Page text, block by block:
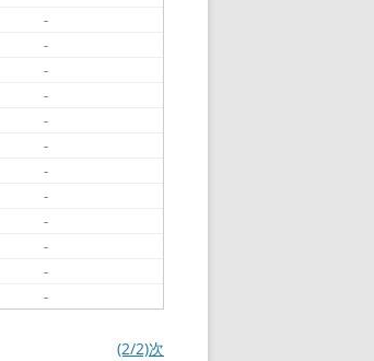
-
-
-
-
-
-
-
-
-
-
-
-
(2/2)次